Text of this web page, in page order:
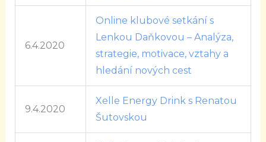
6.4.2020
Online klubové setkání s
Lenkou Daňkovou – Analýza,
strategie, motivace, vztahy a
hledání nových cest
9.4.2020
Xelle Energy Drink s Renatou
Šutovskou